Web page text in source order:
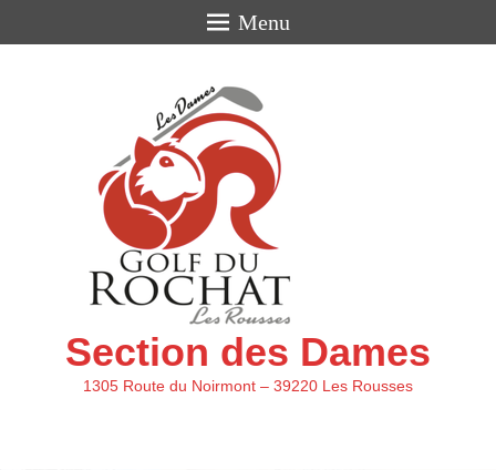
Menu
Section des Dames
1305 Route du Noirmont – 39220 Les Rousses